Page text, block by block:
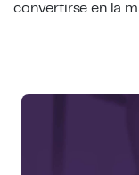
convertirse en la